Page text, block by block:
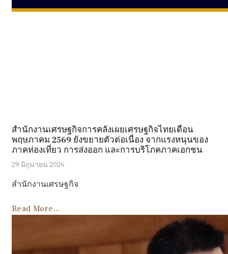
สำนักงานเศรษฐกิจการคลังเผยเศรษฐกิจไทยเดือน
พฤษภาคม 2569 ยังขยายตัวต่อเนื่อง จากแรงหนุนของ
ภาคท่องเที่ยว การส่งออก และการบริโภคภาคเอกชน
29 มิถุนายน 2026
สำนักงานเศรษฐกิจ
Read More...